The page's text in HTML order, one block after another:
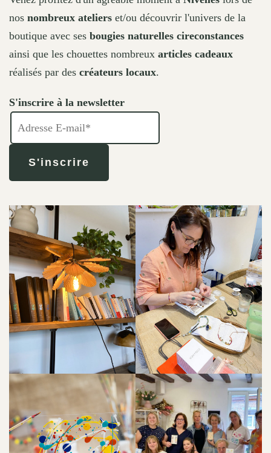
nos nombreux ateliers et/ou découvrir l'univers de la
boutique avec ses bougies naturelles cireconstances
ainsi que les chouettes nombreux articles cadeaux
réalisés par des créateurs locaux.
S'inscrire à la newsletter